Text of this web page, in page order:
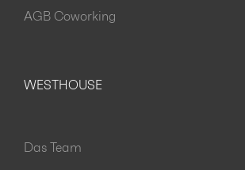
AGB Coworking
WESTHOUSE
Das Team